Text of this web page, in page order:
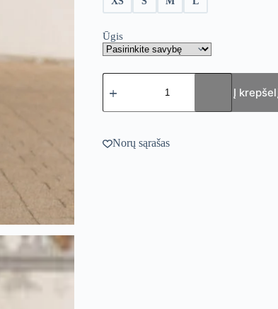
Ūgis
produkto
kiekis:
silk
ilga
vakarinė
Į
Norų sąrašas